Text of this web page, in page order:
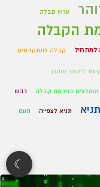
ערוץ קבלה
הקבלה
למתחיל קבלה למתקדמים
ליקוטי מוהרן
מומלצים בחכמת קבלה רבש
תניא תניא לצפייה תעס
☾